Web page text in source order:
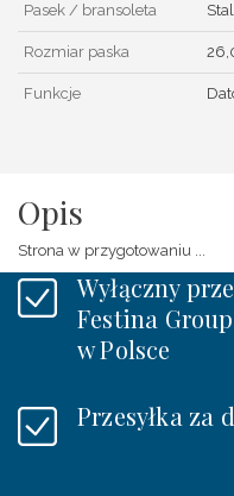
Pasek / bransoleta Stal
Rozmiar paska
Funkcje
Opis
Strona w przygotowaniu ...
Wyłączny
Festina Group
w Polsce
Przesyłka za